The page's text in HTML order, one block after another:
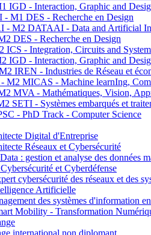
IGD - Interaction, Graphic and
M1 DES - Recherche en Design
- M2 DATAAI - Data and Artificial
DES - Recherche en Design
ICS - Integration, Circuits and
IGD - Interaction, Graphic and
IREN - Industries de Réseau et
M2 MICAS - Machine learnIng,
MVA - Mathématiques, Vision,
SETI - Systèmes embarqués et
- PhD Track - Computer Science
Digital d'Entreprise
Réseaux et Cybersécurité
: gestion et analyse des données
et Cyberdéfense
cybersécurité des réseaux et des
Artificielle
des systèmes d'information
Mobility - Transformation
international non diplomant